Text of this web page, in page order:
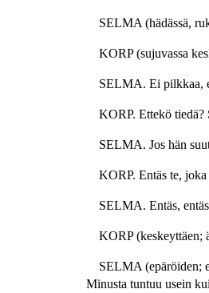
SELMA (hädässä,
KORP (sujuvassa
SELMA. Ei pilkkaa,
KORP. Ettekö tiedä?
SELMA. Jos hän
KORP. Entäs te,
SELMA. Entäs,
KORP (keskeyttäen;
SELMA
Minusta tuntuu usein